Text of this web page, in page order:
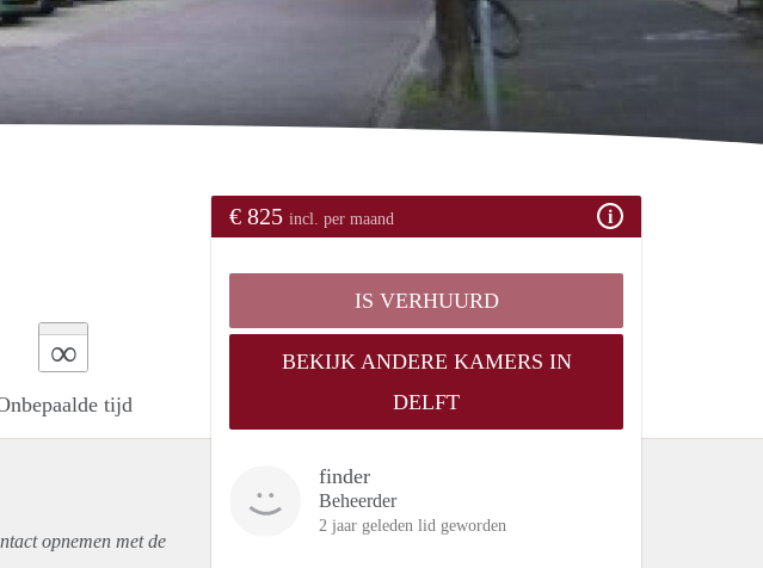
∞
tijd
€ 825 incl. per maand
IS VERHUURD
BEKIJK ANDERE KAMERS IN
DELFT
finder
Beheerder
2 jaar geleden lid geworden
opnemen met de